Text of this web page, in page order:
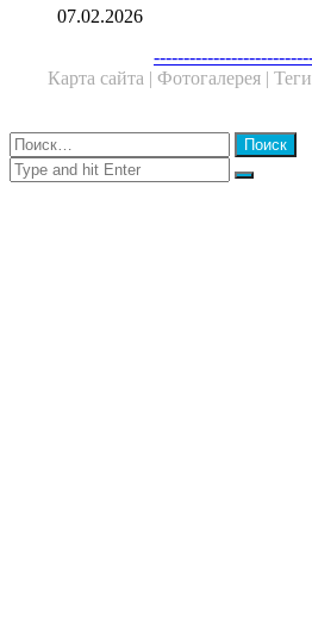
07.02.2026
Карта сайта | Фотогалерея |
Close
Найти:
Close
Search